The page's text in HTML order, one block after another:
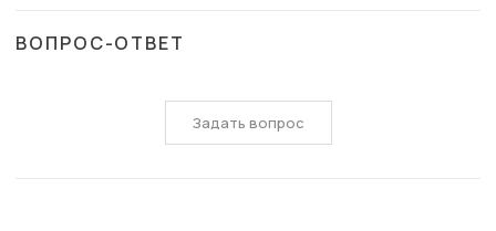
ВОПРОС-ОТВЕТ
Задать вопрос